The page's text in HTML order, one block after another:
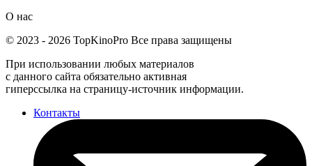
О нас
© 2023 - 2026 TopKinoPro Все права защищены
При использовании любых материалов
с данного сайта обязательно активная
гиперссылка на страницу-источник информации.
Контакты